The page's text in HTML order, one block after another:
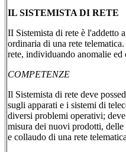
IL SISTEMISTA DI RETE
II Sistemista di rete è l'addetto
ordinaria di una rete
rete, individuando anomalie
COMPETENZE
Il Sistemista di rete deve
sugli apparati e i sistemi di
diversi problemi operativi;
misura dei nuovi prodotti,
e collaudo di una rete